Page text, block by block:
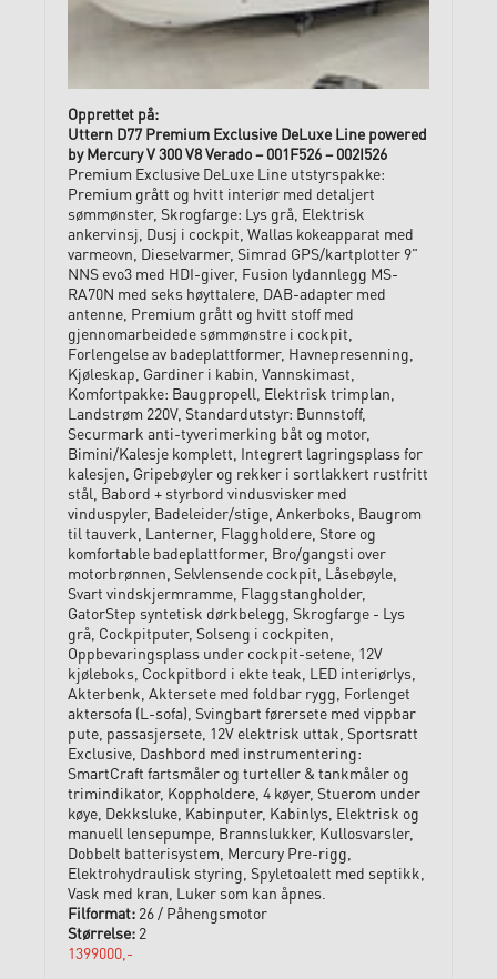
Uttern D77 Premium Exclusive DeLuxe Line powered
by Mercury V 300 V8 Verado – 001F526 – 002I526
Premium Exclusive DeLuxe Line utstyrspakke:
Premium grått og hvitt interiør med detaljert
sømmønster, Skrogfarge: Lys grå, Elektrisk
ankervinsj, Dusj i cockpit, Wallas kokeapparat med
varmeovn, Dieselvarmer, Simrad GPS/kartplotter 9"
NNS evo3 med HDI-giver, Fusion lydannlegg MS-
RA70N med seks høyttalere, DAB-adapter med
antenne, Premium grått og hvitt stoff med
gjennomarbeidede sømmønstre i cockpit,
Forlengelse av badeplattformer, Havnepresenning,
Kjøleskap, Gardiner i kabin, Vannskimast,
Komfortpakke: Baugpropell, Elektrisk trimplan,
Landstrøm 220V, Standardutstyr: Bunnstoff,
Securmark anti-tyverimerking båt og motor,
Bimini/Kalesje komplett, Integrert lagringsplass for
kalesjen, Gripebøyler og rekker i sortlakkert rustfritt
stål, Babord + styrbord vindusvisker med
vinduspyler, Badeleider/stige, Ankerboks, Baugrom
til tauverk, Lanterner, Flaggholdere, Store og
komfortable badeplattformer, Bro/gangsti over
motorbrønnen, Selvlensende cockpit, Låsebøyle,
Svart vindskjermramme, Flaggstangholder,
GatorStep syntetisk dørkbelegg, Skrogfarge - Lys
grå, Cockpitputer, Solseng i cockpiten,
Oppbevaringsplass under cockpit-setene, 12V
kjøleboks, Cockpitbord i ekte teak, LED interiørlys,
Akterbenk, Aktersete med foldbar rygg, Forlenget
aktersofa (L-sofa), Svingbart førersete med vippbar
pute, passasjersete, 12V elektrisk uttak, Sportsratt
Exclusive, Dashbord med instrumentering:
SmartCraft fartsmåler og turteller & tankmåler og
trimindikator, Koppholdere, 4 køyer, Stuerom under
køye, Dekksluke, Kabinputer, Kabinlys, Elektrisk og
manuell lensepumpe, Brannslukker, Kullosvarsler,
Dobbelt batterisystem, Mercury Pre-rigg,
Elektrohydraulisk styring, Spyletoalett med septikk,
Vask med kran, Luker som kan åpnes.
26 / Påhengsmotor
2
1399000,-